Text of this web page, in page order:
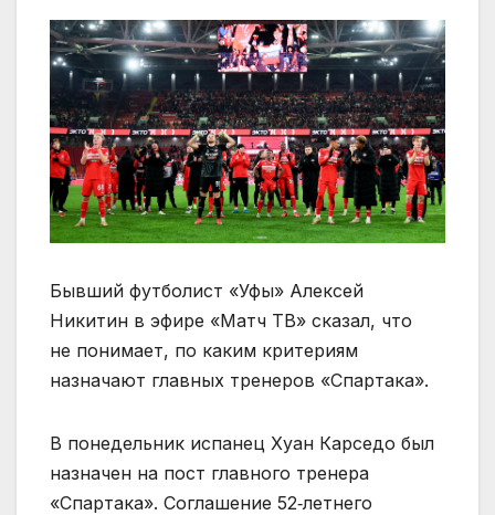
Бывший футболист «Уфы» Алексей
Никитин в эфире «Матч ТВ» сказал, что
не понимает, по каким критериям
назначают главных тренеров «Спартака».
В понедельник испанец Хуан Карседо был
назначен на пост главного тренера
«Спартака». Соглашение 52‑летнего